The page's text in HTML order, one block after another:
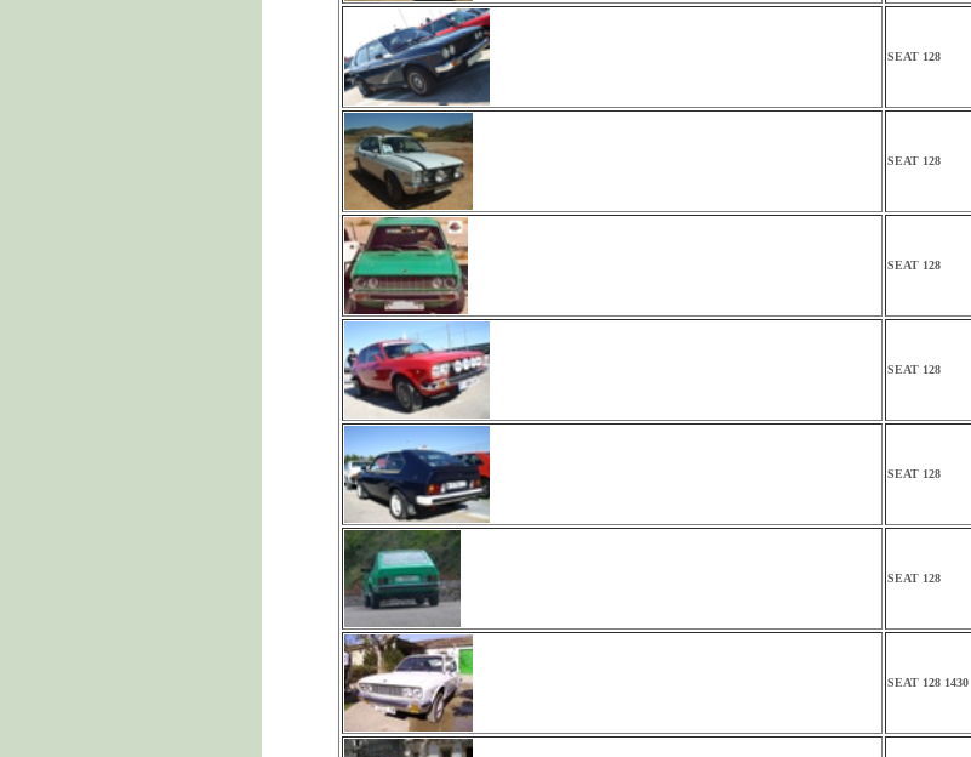
SEAT 128
SEAT 128
SEAT 128
SEAT 128
SEAT 128
SEAT 128
SEAT 128 1430